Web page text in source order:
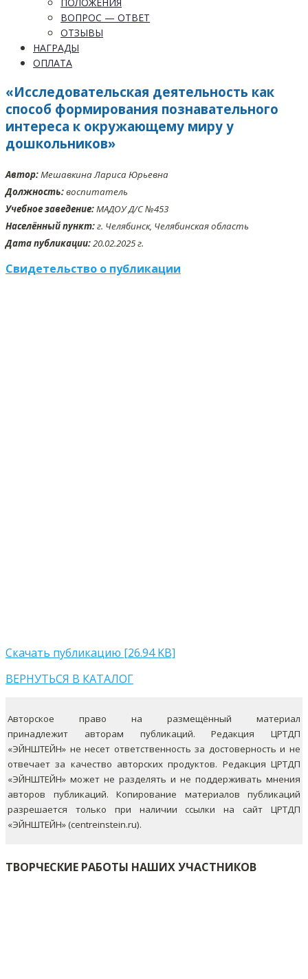
ВОПРОС — ОТВЕТ
ОТЗЫВЫ
НАГРАДЫ
ОПЛАТА
«Исследовательская деятельность как
способ формирования познавательного
интереса к окружающему миру у
дошкольников»
Автор:Мешавкина Лариса Юрьевна
Должность:воспитатель
Учебное заведение:МАДОУ Д/С №453
Населённый пункт:г. Челябинск, Челябинская область
Дата публикации:20.02.2025 г.
Свидетельство о публикации
Скачать публикацию [26.94 KB]
ВЕРНУТЬСЯ В КАТАЛОГ
Авторское право на размещённый материал
принадлежит авторам публикаций. Редакция ЦРТДП
«ЭЙНШТЕЙН» не несет ответственность за достоверность и не
отвечает за качество авторских продуктов. Редакция ЦРТДП
«ЭЙНШТЕЙН» может не разделять и не поддерживать мнения
авторов публикаций. Копирование материалов публикаций
разрешается только при наличии ссылки на сайт ЦРТДП
«ЭЙНШТЕЙН» (centreinstein.ru).
ТВОРЧЕСКИЕ РАБОТЫ НАШИХ УЧАСТНИКОВ